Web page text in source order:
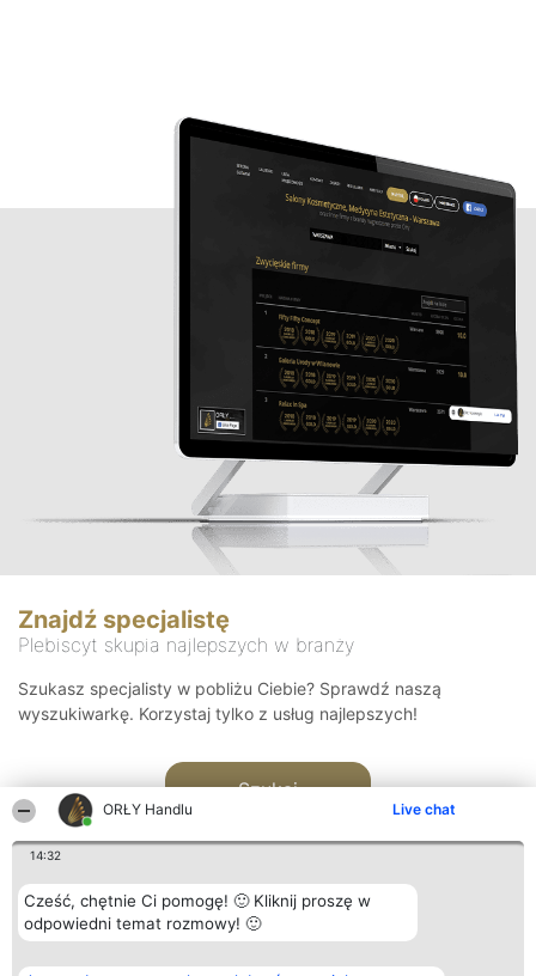
ORŁY Handlu Live chat
14:32
Cześć, chętnie Ci pomogę! 🙂 Kliknij proszę w
odpowiedni temat rozmowy! 🙂
Znajdź specjalistę
Plebiscyt skupia najlepszych w branży
Szukasz specjalisty w pobliżu Ciebie? Sprawdź naszą
wyszukiwarkę. Korzystaj tylko z usług najlepszych!
Szukaj
Organizator plebiscytu Plebiscyt Kontakt